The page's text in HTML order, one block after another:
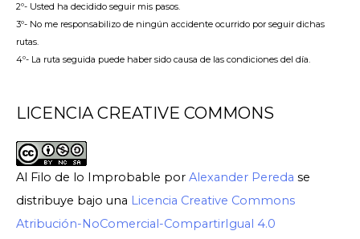
2º- Usted ha decidido seguir mis pasos.
3º- No me responsabilizo de ningún accidente ocurrido por seguir dichas
rutas.
4º- La ruta seguida puede haber sido causa de las condiciones del día.
LICENCIA CREATIVE COMMONS
Al Filo de lo Improbable por Alexander Pereda se
distribuye bajo una Licencia Creative Commons
Atribución-NoComercial-CompartirIgual 4.0